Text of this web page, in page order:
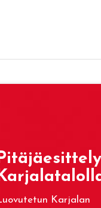
Karjalan